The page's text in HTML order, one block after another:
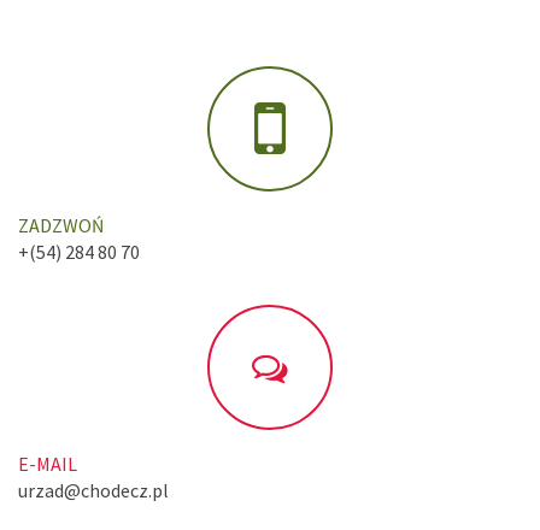
ZADZWOŃ
+(54) 284 80 70
E-MAIL
urzad@chodecz.pl